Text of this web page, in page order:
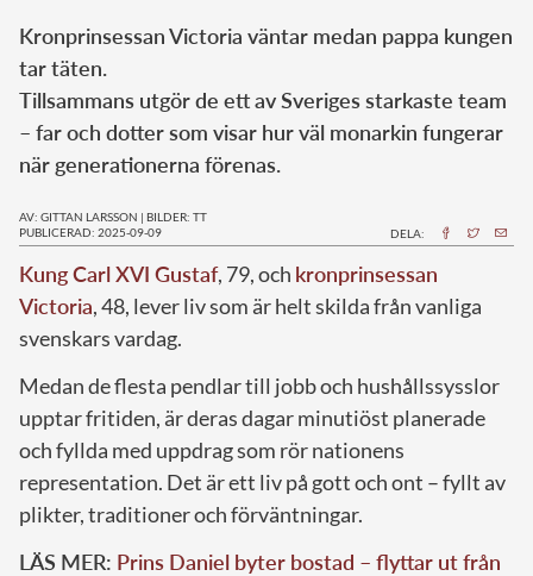
Kronprinsessan Victoria väntar medan pappa kungen
tar täten.
Tillsammans utgör de ett av Sveriges starkaste team
– far och dotter som visar hur väl monarkin fungerar
när generationerna förenas.
AV: GITTAN LARSSON | BILDER: TT
PUBLICERAD: 2025-09-09
DELA:
Kung Carl XVI Gustaf, 79, och kronprinsessan
Victoria, 48, lever liv som är helt skilda från vanliga
svenskars vardag.
Medan de flesta pendlar till jobb och hushållssysslor
upptar fritiden, är deras dagar minutiöst planerade
och fyllda med uppdrag som rör nationens
representation. Det är ett liv på gott och ont – fyllt av
plikter, traditioner och förväntningar.
LÄS MER: Prins Daniel byter bostad – flyttar ut från